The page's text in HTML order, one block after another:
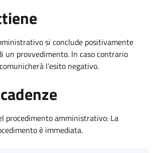
si conclude positivamente
un provvedimento. In caso contrario
l’esito negativo.
procedimento amministrativo: La
è immediata.